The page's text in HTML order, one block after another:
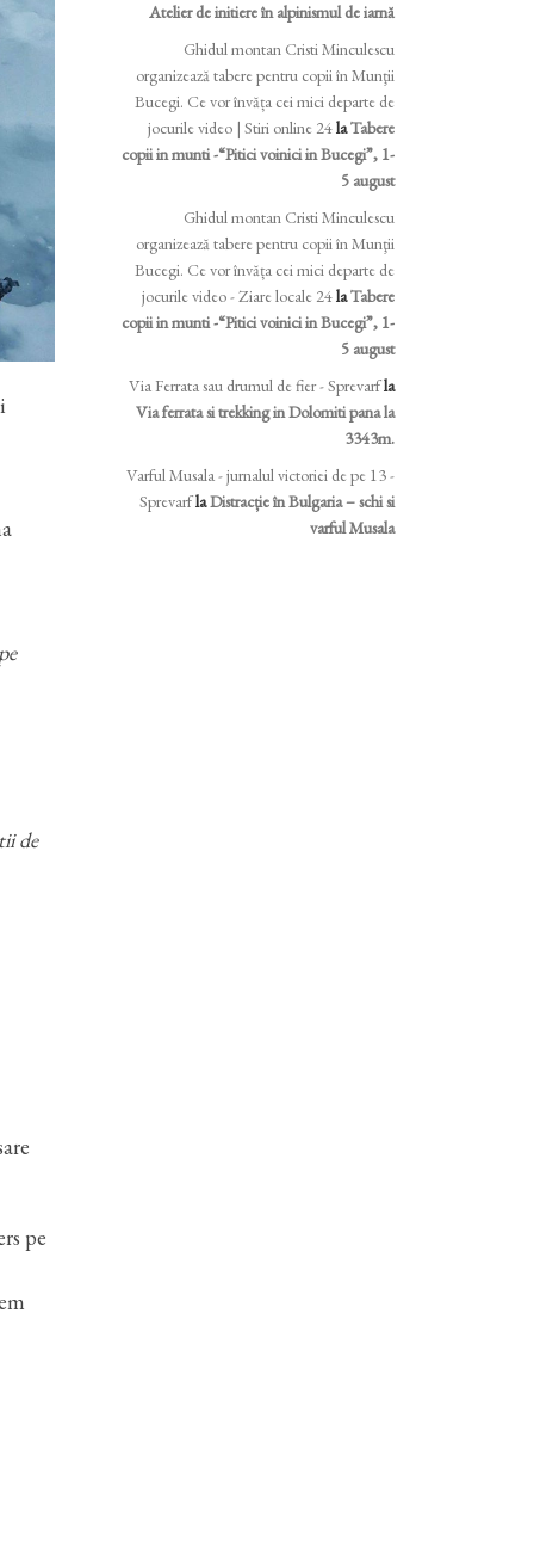
de
pe
Atelier de initiere în alpinismul de iarnă
Ghidul montan Cristi Minculescu
organizează tabere pentru copii în Munţii
Bucegi. Ce vor învăța cei mici departe de
jocurile video | Stiri online 24laTabere
copii in munti -“Pitici voinici in Bucegi”, 1-
5 august
Ghidul montan Cristi Minculescu
organizează tabere pentru copii în Munţii
Bucegi. Ce vor învăța cei mici departe de
jocurile video - Ziare locale 24laTabere
copii in munti -“Pitici voinici in Bucegi”, 1-
5 august
Via Ferrata sau drumul de fier - Sprevarfla
Via ferrata si trekking in Dolomiti pana la
3343m.
Varful Musala - jurnalul victoriei de pe 13 -
SprevarflaDistracție în Bulgaria – schi si
varful Musala